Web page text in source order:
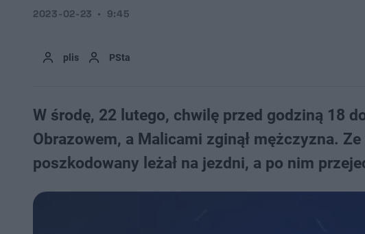
plis PSta
2023-02-23 9:45
W środę, 22 lutego, chwilę przed godziną 18
Obrazowem, a Malicami zginął mężczyzna.
poszkodowany leżał na jezdni, a po nim